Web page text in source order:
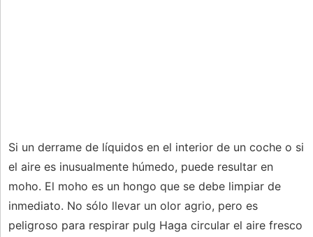
Si un derrame de líquidos en el interior de un coche o si
el aire es inusualmente húmedo, puede resultar en
moho. El moho es un hongo que se debe limpiar de
inmediato. No sólo llevar un olor agrio, pero es
peligroso para respirar pulg Haga circular el aire fresco